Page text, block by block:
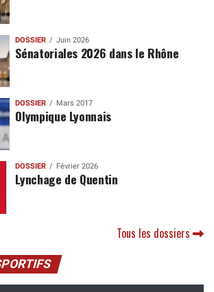
DOSSIER Juin 2026
Sénatoriales 2026 dans le Rhône
DOSSIER Mars 2017
Olympique Lyonnais
DOSSIER Février 2026
Lynchage de Quentin
Tous les dossiers